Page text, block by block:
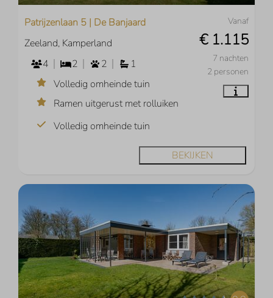
Vanaf
€ 1.115
7 nachten
2 personen
Patrijzenlaan 5 | De Banjaard
Zeeland, Kamperland
4
2 2
1
Volledig omheinde tuin
Ramen uitgerust met rolluiken
Volledig omheinde tuin
BEKIJKEN